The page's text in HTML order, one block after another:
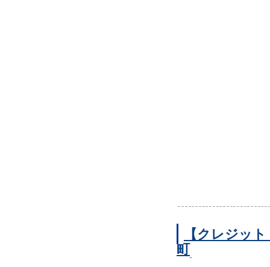
【クレジッ
町